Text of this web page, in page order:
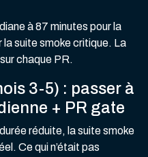
à 87 minutes pour la
suite smoke critique. La
chaque PR.
3-5) : passer à
+ PR gate
réduite, la suite smoke
Ce qui n’était pas